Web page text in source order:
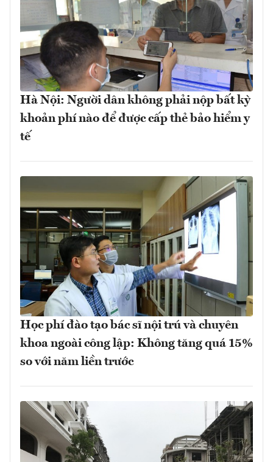
Hà Nội: Người dân không phải nộp bất kỳ
khoản phí nào để được cấp thẻ bảo hiểm y
tế
Học phí đào tạo bác sĩ nội trú và chuyên
khoa ngoài công lập: Không tăng quá 15%
so với năm liền trước